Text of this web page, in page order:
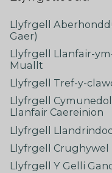
Llyfrgell
Gaer)
Llyfrgell Llanfair-
Muallt
Llyfrgell Tref-y-
Llyfrgell Cymunedol
Llanfair Caereinion
Llyfrgell
Llyfrgell Crughywel
Llyfrgell Y Gelli